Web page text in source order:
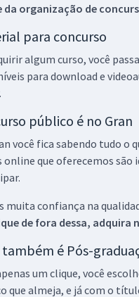
da organização de
para concurso
algum curso, você
para download e
público é no Gran
você fica sabendo tudo o
online que oferecemos são
muita confiança na
de fora dessa, adquira
também é Pós-
um clique, você
que almeja, e já com o